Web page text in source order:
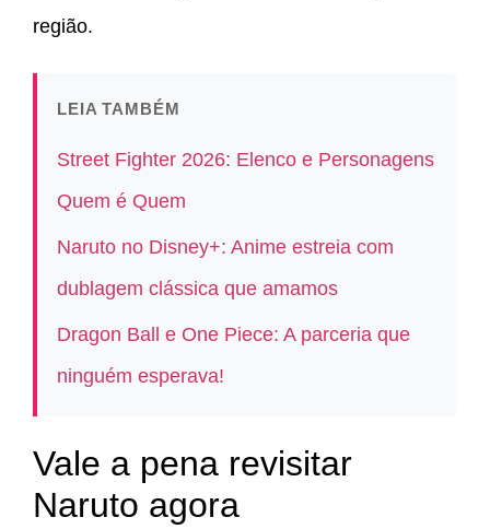
região.
LEIA TAMBÉM
Street Fighter 2026: Elenco e Personagens
Quem é Quem
Naruto no Disney+: Anime estreia com
dublagem clássica que amamos
Dragon Ball e One Piece: A parceria que
ninguém esperava!
Vale a pena revisitar
Naruto agora